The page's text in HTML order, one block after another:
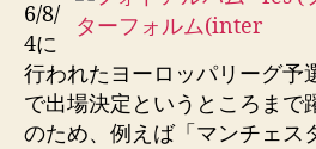
6/8/
4に
行われたヨーロッパリーグ予
で出場決定というところまで
のため、例えば「マンチェス